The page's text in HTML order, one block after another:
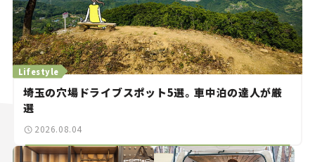
Lifestyle
埼玉の穴場ドライブスポット5選。車中泊の達人が厳
選
2026.08.04